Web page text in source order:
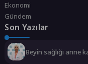
Ekonomi
Gündem
Son Yazılar
Beyin sağlığı anne